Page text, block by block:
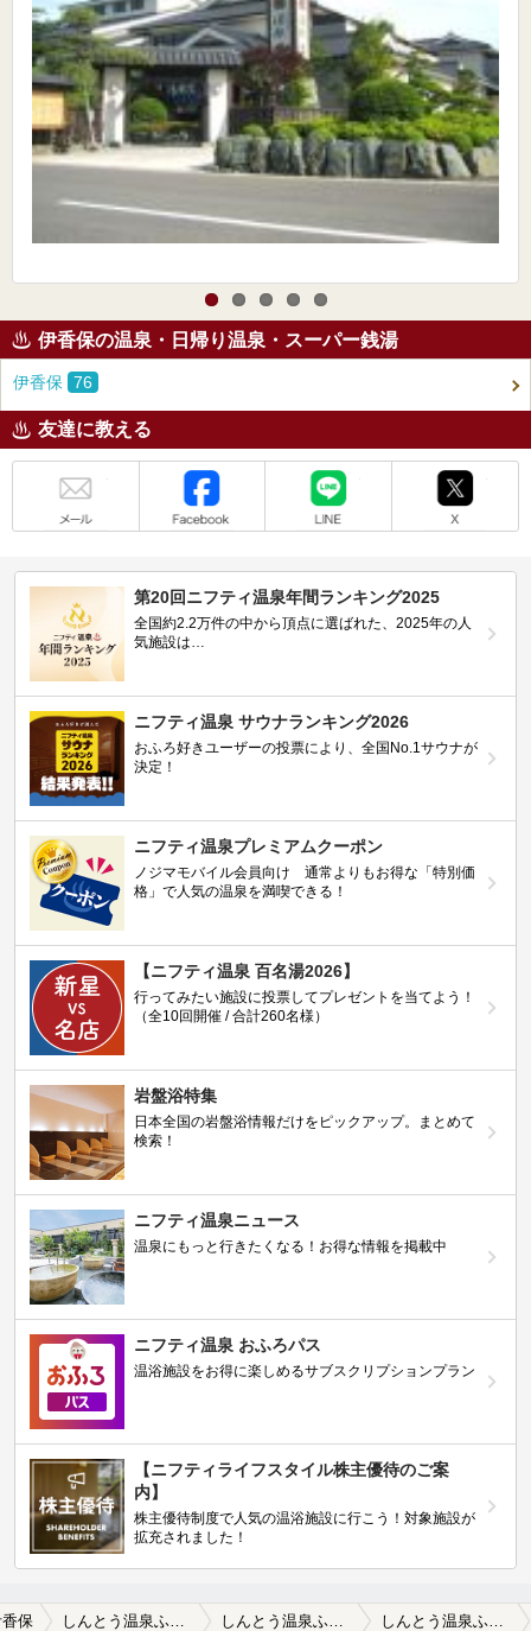
伊香保の温泉・日帰り温泉・スーパー銭湯
伊香保 76
友達に教える
第20回ニフティ温泉年間ランキング2025
全国約2.2万件の中から頂点に選ばれた、2025年の人
気施設は…
ニフティ温泉 サウナランキング2026
おふろ好きユーザーの投票により、全国No.1サウナが
決定！
ニフティ温泉プレミアムクーポン
ノジマモバイル会員向け 通常よりもお得な「特別価
格」で人気の温泉を満喫できる！
【ニフティ温泉 百名湯2026】
行ってみたい施設に投票してプレゼントを当てよう！
（全10回開催 / 合計260名様）
岩盤浴特集
日本全国の岩盤浴情報だけをピックアップ。まとめて
検索！
ニフティ温泉ニュース
温泉にもっと行きたくなる！お得な情報を掲載中
ニフティ温泉 おふろパス
温浴施設をお得に楽しめるサブスクリプションプラン
【ニフティライフスタイル株主優待のご案
内】
株主優待制度で人気の温浴施設に行こう！対象施設が
拡充されました！
保